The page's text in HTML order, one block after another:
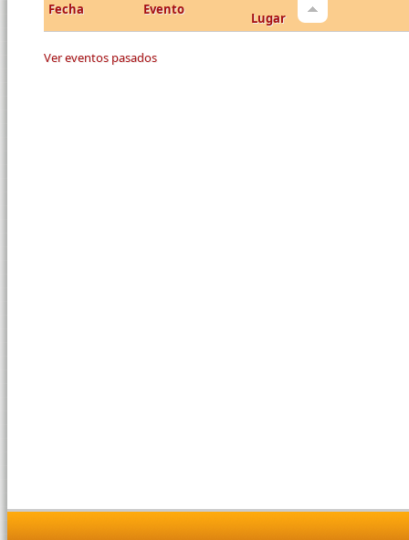
Fecha Evento
Lugar
Ver eventos pasados